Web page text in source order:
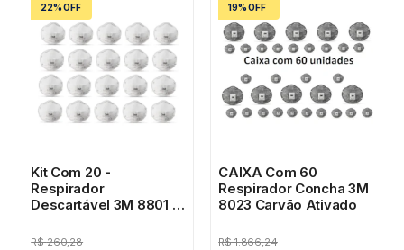
22% OFF
Kit Com 20 -
Respirador
Descartável 3M 8801 S/
#Hb004116743
R$ 260,28
19% OFF
CAIXA Com 60
Respirador Concha 3M
8023 Carvão Ativado
R$ 1.866,24